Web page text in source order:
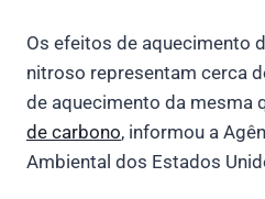
Os efeitos de aquecimento
nitroso representam cerca
de aquecimento da mesma
de carbono, informou a
Ambiental dos Estados